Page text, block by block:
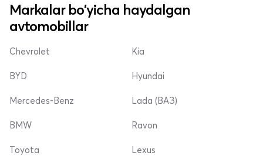
Markalar bo'yicha haydalgan
avtomobillar
Chevrolet
BYD
Mercedes-Benz
Kia
Hyundai
Lada (ВАЗ)
BMW
Toyota
Ravon
Lexus